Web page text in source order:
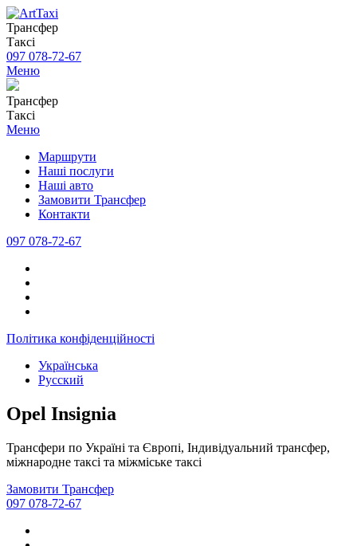
Трансфер
Таксі
097 078-72-67
Меню
Трансфер
Таксі
Меню
Маршрути
Наші послуги
Наші авто
Замовити Трансфер
Контакти
097 078-72-67
Політика конфіденційності
Українська
Русский
Opel Insignia
Трансфери по Україні та Європі, Індивідуальний трансфер,
міжнародне таксі та міжміське таксі
Замовити Трансфер
097 078-72-67